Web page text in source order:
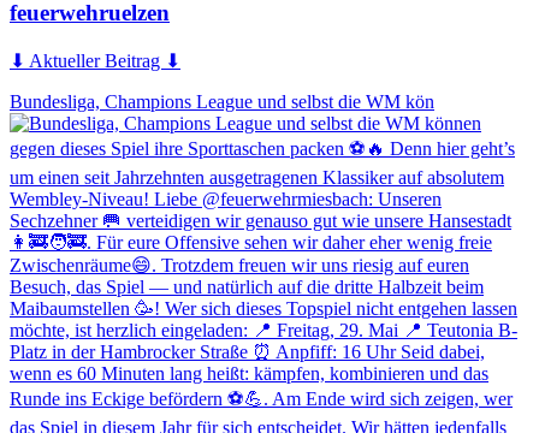
feuerwehruelzen
⬇ Aktueller Beitrag ⬇
Bundesliga, Champions League und selbst die WM kön